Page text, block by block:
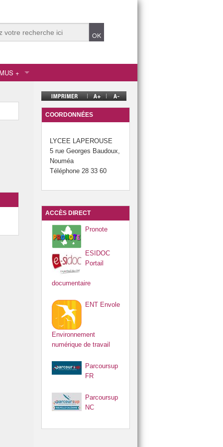
+
secondaire
supérieur
COORDONNÉES
LYCEE LAPEROUSE
5 rue Georges Baudoux,
Nouméa
Téléphone 28 33 60
ACCÈS DIRECT
Pronote
ESIDOC
Portail
documentaire
ENT Envole
Environnement
numérique de travail
Parcoursup
FR
Parcoursup
NC